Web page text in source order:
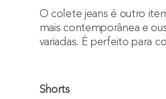
O colete jeans é outro
mais contemporânea e
variadas. É perfeito para
Shorts